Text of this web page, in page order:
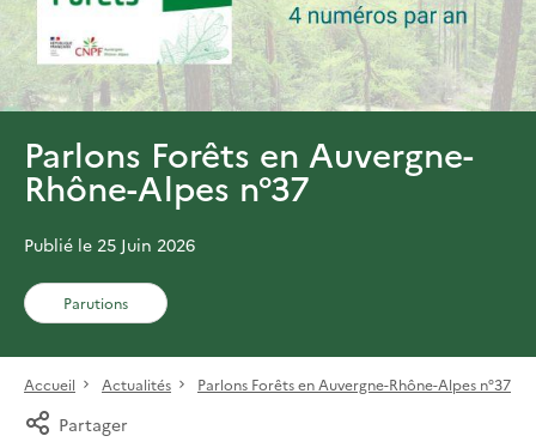
Parlons Forêts en Auvergne-
Rhône-Alpes n°37
Publié le 25 Juin 2026
Parutions
Accueil Actualités Parlons Forêts en Auvergne-Rhône-Alpes n°37
Partager